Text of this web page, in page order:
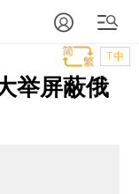
T中
举屏蔽俄